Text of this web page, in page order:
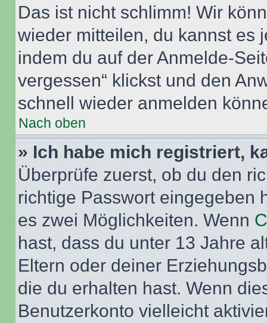
Das ist nicht schlimm! Wir
wieder mitteilen, du kannst es
indem du auf der Anmelde-
vergessen“ klickst und den
schnell wieder anmelden
Nach oben
» Ich habe mich registriert,
Überprüfe zuerst, ob du den
richtige Passwort eingegeben
es zwei Möglichkeiten. Wenn
hast, dass du unter 13 Jahre
Eltern oder deiner
die du erhalten hast. Wenn
Benutzerkonto vielleicht